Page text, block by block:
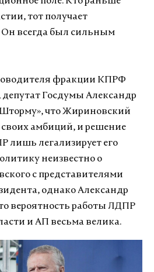
тот получает
Он всегда был сильным
фракции КПРФ
Госдумы Александр
что Жириновский
амбиций, и решение
лишь легализирует его
неизвестно о
с представителями
однако Александр
вероятность работы ЛДПР
и АП весьма велика.